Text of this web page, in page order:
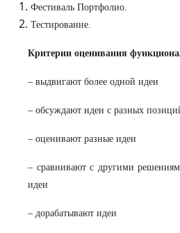
Фестиваль Портфолио.
Тестирование.
Критерии оценивания
– выдвигают более одной идеи
– обсуждают идеи с разных
– оценивают разные идеи
– сравнивают с другими
идеи
– дорабатывают идеи